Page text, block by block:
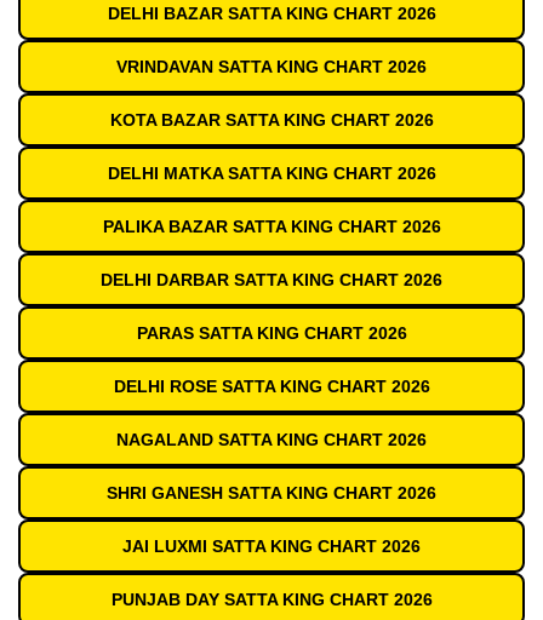
DELHI BAZAR SATTA KING CHART 2026
VRINDAVAN SATTA KING CHART 2026
KOTA BAZAR SATTA KING CHART 2026
DELHI MATKA SATTA KING CHART 2026
PALIKA BAZAR SATTA KING CHART 2026
DELHI DARBAR SATTA KING CHART 2026
PARAS SATTA KING CHART 2026
DELHI ROSE SATTA KING CHART 2026
NAGALAND SATTA KING CHART 2026
SHRI GANESH SATTA KING CHART 2026
JAI LUXMI SATTA KING CHART 2026
PUNJAB DAY SATTA KING CHART 2026